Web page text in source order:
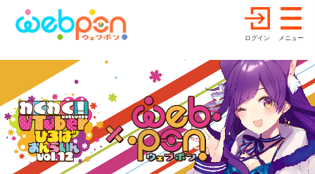
ログイン メニュー